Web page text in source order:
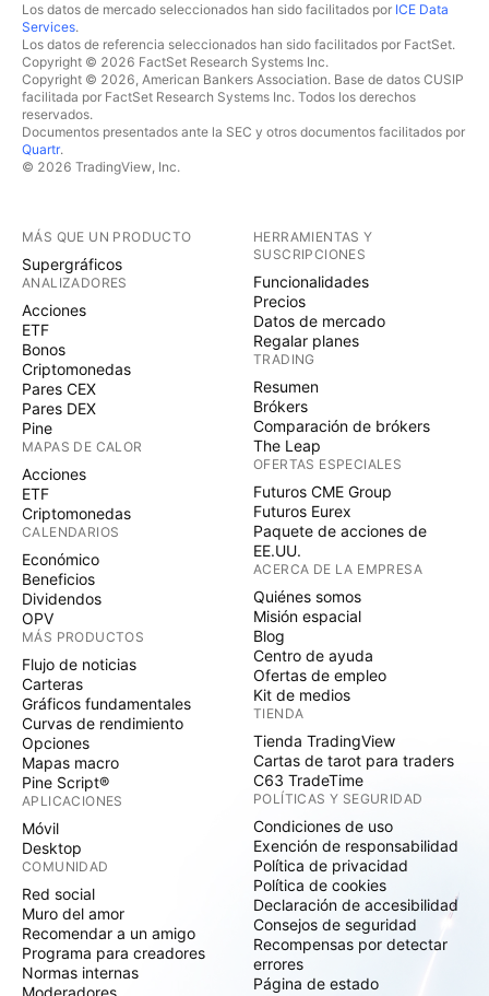
Los datos de mercado seleccionados han sido facilitados por ICE Data
Services.
Los datos de referencia seleccionados han sido facilitados por FactSet.
Copyright © 2026 FactSet Research Systems Inc.
Copyright © 2026, American Bankers Association. Base de datos CUSIP
facilitada por FactSet Research Systems Inc. Todos los derechos
reservados.
Documentos presentados ante la SEC y otros documentos facilitados por
Quartr.
© 2026 TradingView, Inc.
MÁS QUE UN PRODUCTO
Supergráficos
ANALIZADORES
Acciones
ETF
Bonos
Criptomonedas
Pares CEX
Pares DEX
Pine
MAPAS DE CALOR
Acciones
ETF
Criptomonedas
CALENDARIOS
Económico
Beneficios
Dividendos
OPV
MÁS PRODUCTOS
Flujo de noticias
Carteras
Gráficos fundamentales
Curvas de rendimiento
Opciones
Mapas macro
Pine Script®
APLICACIONES
Móvil
Desktop
COMUNIDAD
Red social
Muro del amor
Recomendar a un amigo
Programa para creadores
Normas internas
Moderadores
HERRAMIENTAS Y
SUSCRIPCIONES
Funcionalidades
Precios
Datos de mercado
Regalar planes
TRADING
Resumen
Brókers
Comparación de brókers
The Leap
OFERTAS ESPECIALES
Futuros CME Group
Futuros Eurex
Paquete de acciones de
EE.UU.
ACERCA DE LA EMPRESA
Quiénes somos
Misión espacial
Blog
Centro de ayuda
Ofertas de empleo
Kit de medios
TIENDA
Tienda TradingView
Cartas de tarot para traders
C63 TradeTime
POLÍTICAS Y SEGURIDAD
Condiciones de uso
Exención de responsabilidad
Política de privacidad
Política de cookies
Declaración de accesibilidad
Consejos de seguridad
Recompensas por detectar
errores
Página de estado